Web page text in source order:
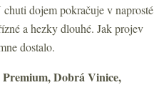
dojem pokračuje v naprosté
a hezky dlouhé. Jak projev
dostalo.
Dobrá Vinice,